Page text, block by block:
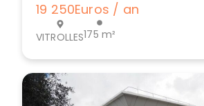
19 250Euros / an
VITROLLES175 m²